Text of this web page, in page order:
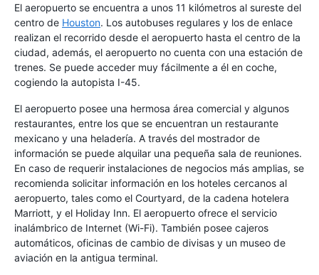
El aeropuerto se encuentra a unos 11 kilómetros al sureste del
centro de Houston. Los autobuses regulares y los de enlace
realizan el recorrido desde el aeropuerto hasta el centro de la
ciudad, además, el aeropuerto no cuenta con una estación de
trenes. Se puede acceder muy fácilmente a él en coche,
cogiendo la autopista I-45.
El aeropuerto posee una hermosa área comercial y algunos
restaurantes, entre los que se encuentran un restaurante
mexicano y una heladería. A través del mostrador de
información se puede alquilar una pequeña sala de reuniones.
En caso de requerir instalaciones de negocios más amplias, se
recomienda solicitar información en los hoteles cercanos al
aeropuerto, tales como el Courtyard, de la cadena hotelera
Marriott, y el Holiday Inn. El aeropuerto ofrece el servicio
inalámbrico de Internet (Wi-Fi). También posee cajeros
automáticos, oficinas de cambio de divisas y un museo de
aviación en la antigua terminal.